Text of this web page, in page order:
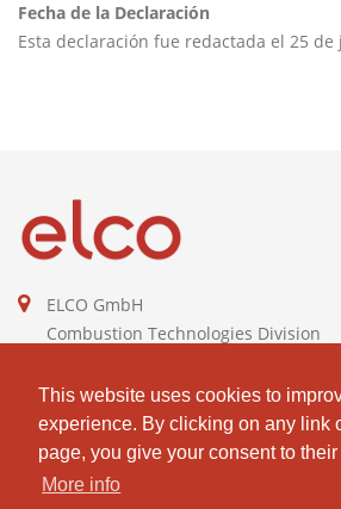
This website uses cookies to
experience. By clicking on any link
page, you give your consent to their
More info
Fecha de la Declaración
Esta declaración fue redactada el 25 de
ELCO GmbH
Combustion Technologies Division
DE811544605
contact@elco-burners.com